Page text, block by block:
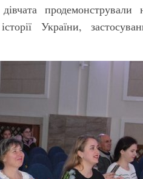
продемонстрували
України,